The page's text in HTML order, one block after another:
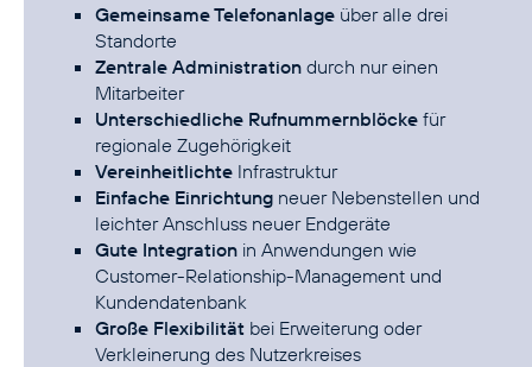
Gemeinsame Telefonanlage über alle drei
Standorte
Zentrale Administration durch nur einen
Mitarbeiter
Unterschiedliche Rufnummernblöcke für
regionale Zugehörigkeit
Vereinheitlichte Infrastruktur
Einfache Einrichtung neuer Nebenstellen und
leichter Anschluss neuer Endgeräte
Gute Integration in Anwendungen wie
Customer-Relationship-Management und
Kundendatenbank
Große Flexibilität bei Erweiterung oder
Verkleinerung des Nutzerkreises